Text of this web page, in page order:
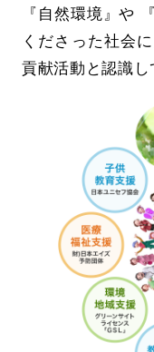
『自然環境』や
くださった社会
貢献活動と認識し